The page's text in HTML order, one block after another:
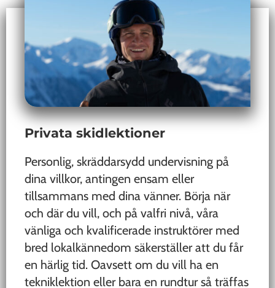
Privata skidlektioner
Personlig, skräddarsydd undervisning på
dina villkor, antingen ensam eller
tillsammans med dina vänner. Börja när
och där du vill, och på valfri nivå, våra
vänliga och kvalificerade instruktörer med
bred lokalkännedom säkerställer att du får
en härlig tid. Oavsett om du vill ha en
tekniklektion eller bara en rundtur så träffas